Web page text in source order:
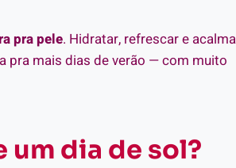
pra pele. Hidratar, refrescar e
pra mais dias de verão — com muito
um dia de sol?